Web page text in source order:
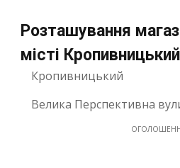
Розташування
місті Кропивницький
Кропивницький
Велика Перспективна